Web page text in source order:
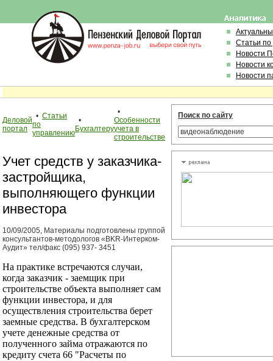
Статьи
Новости
Новости
Новости
Деловой
портал
• Статьи
по
управлению
•
Бухгалтеру
•
Особенности
учета в
строительстве
Учет средств у заказчика-
застройщика,
выполняющего функции
инвестора
10/09/2005, Материалы подготовлены группой
консультантов-методологов «BKR-Интерком-
Аудит» тел/факс (095) 937- 3451
На практике встречаются случаи,
когда заказчик - заемщик при
строительстве объекта выполняет сам
функции инвестора, и для
осуществления строительства берет
заемные средства. В бухгалтерском
учете денежные средства от
полученного займа отражаются по
кредиту счета 66 "Расчеты по
Поиск по сайту